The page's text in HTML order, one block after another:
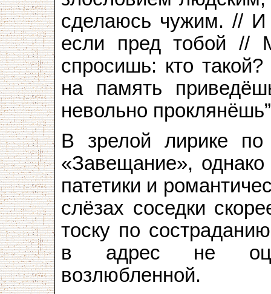
сделаюсь чужим. // И
если пред тобой //
спросишь: кто
на память
невольно
В зрелой лирике по
«Завещание»,
патетики и
слёзах соседки
тоску по
в адрес не
возлюбленной.